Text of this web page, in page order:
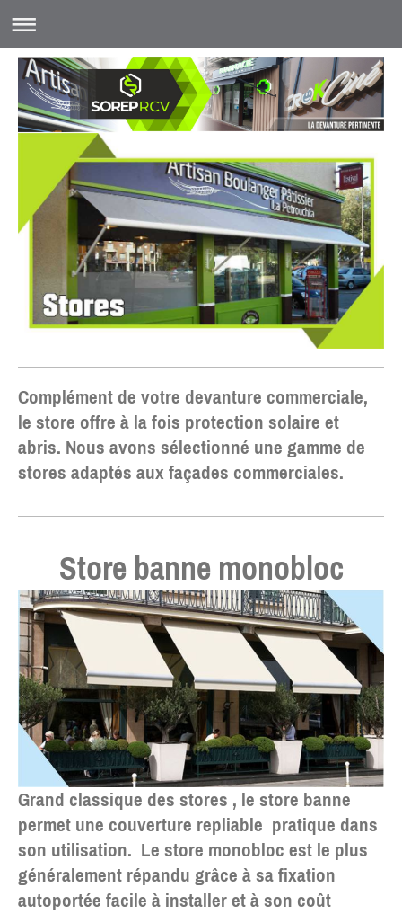
Complément de votre devanture commerciale,
le store offre à la fois protection solaire et
abris. Nous avons sélectionné une gamme de
stores adaptés aux façades commerciales.
Store banne monobloc
Grand classique des stores , le store banne
permet une couverture repliable pratique dans
son utilisation. Le store monobloc est le plus
généralement répandu grâce à sa fixation
autoportée facile à installer et à son coût